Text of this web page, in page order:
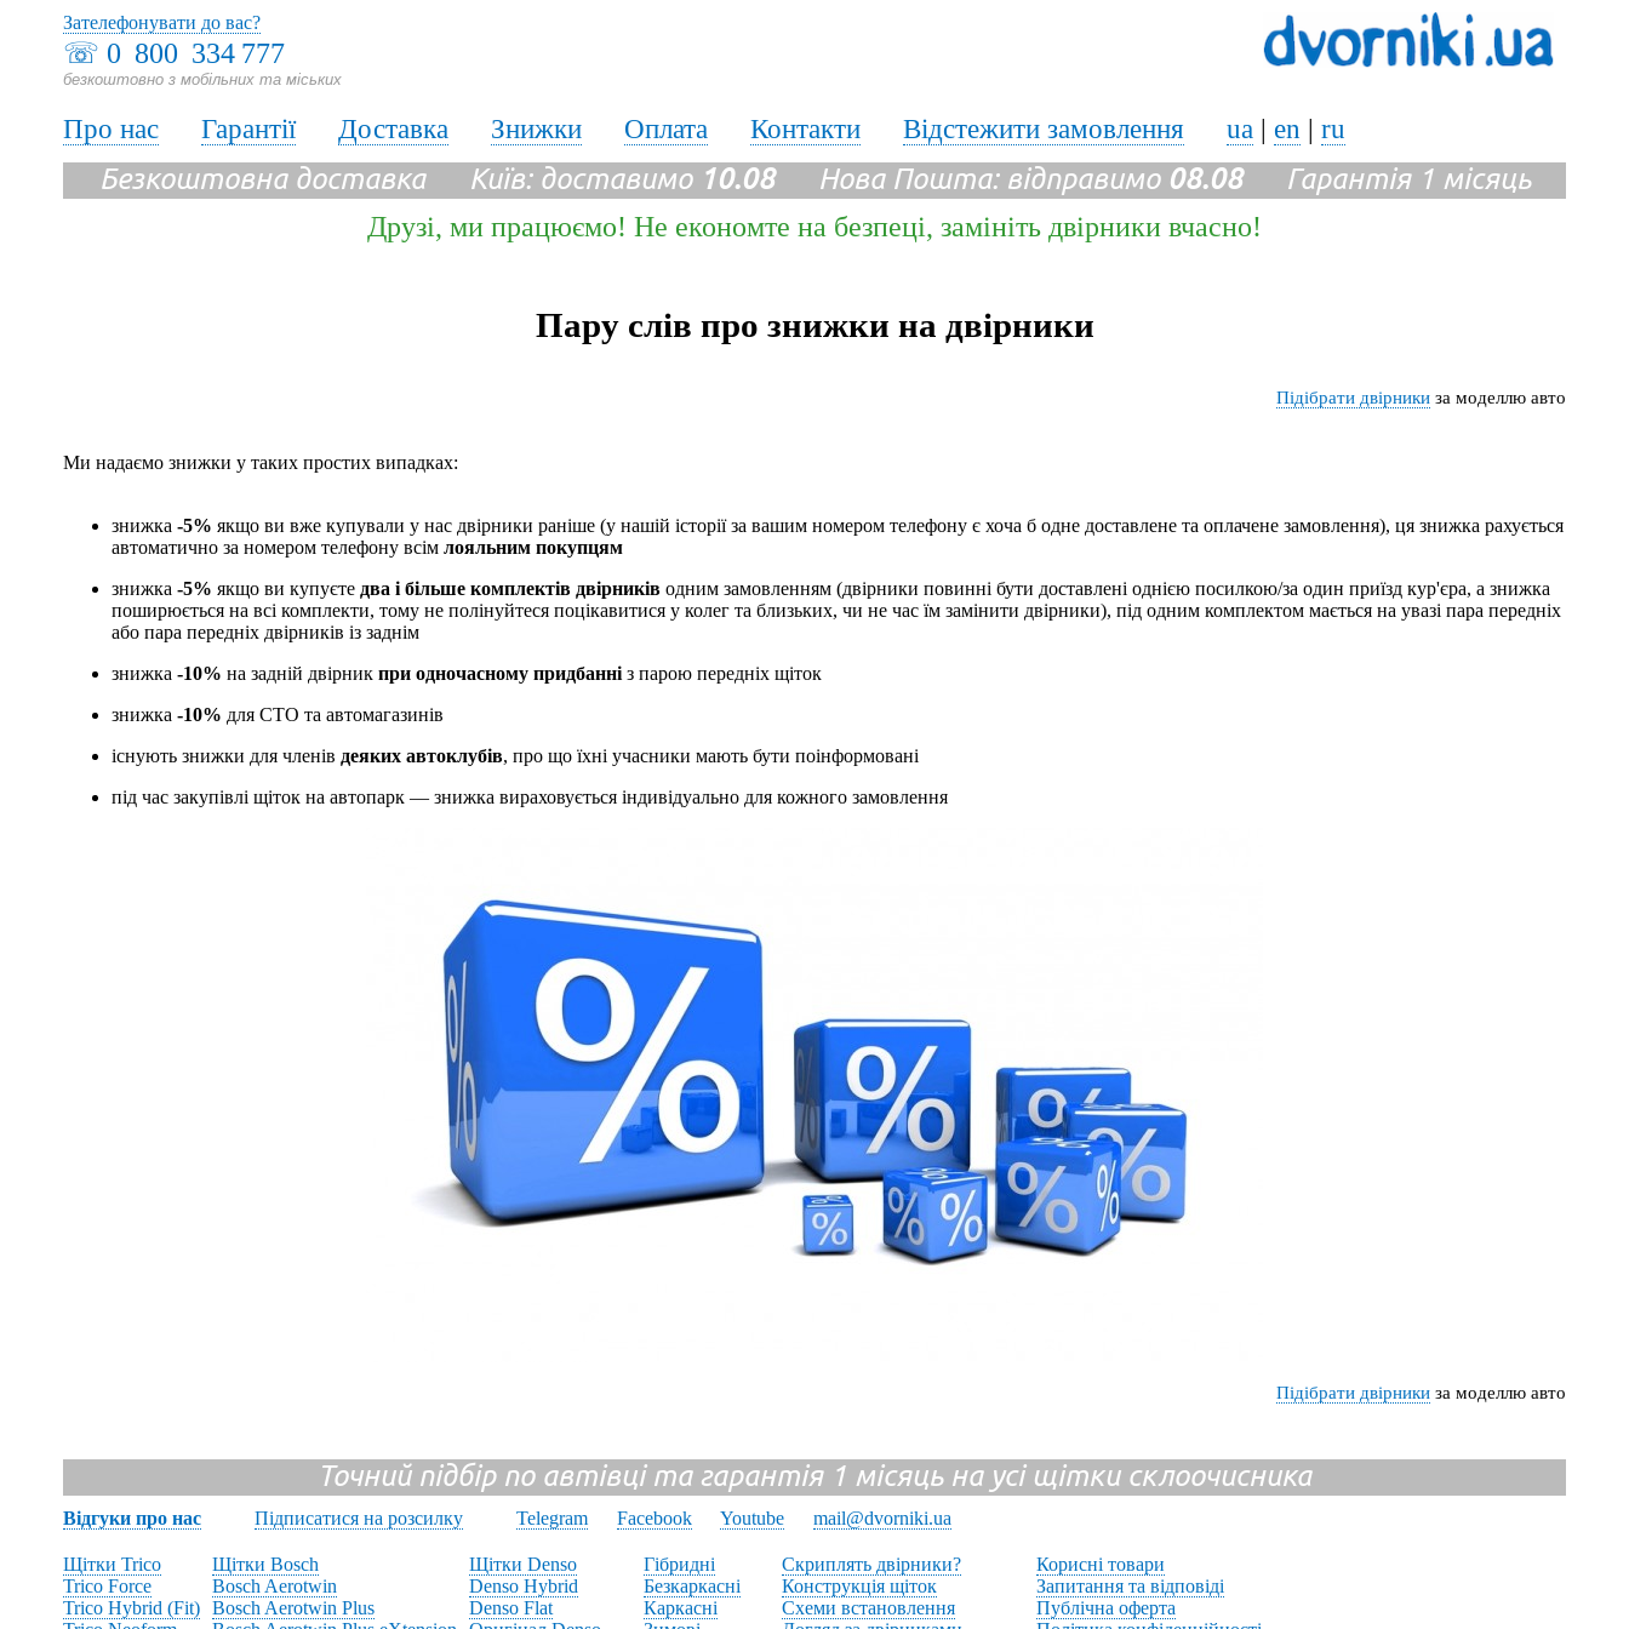
☏ 0 800 334 777
безкоштовно з мобільних та міських
Зателефонувати до вас?
Про нас Гарантії Доставка Знижки Оплата Контакти Відстежити замовлення ua | en | ru
Безкоштовна доставка Київ: доставимо 10.08Нова Пошта: відправимо 08.08Гарантія 1 місяць
Друзі, ми працюємо! Не економте на безпеці, замініть двірники вчасно!
Пару слів про знижки на двірники
Підібрати двірники за моделлю авто
Ми надаємо знижки у таких простих випадках:
знижка -5% якщо ви вже купували у нас двірники раніше (у нашій історії за вашим номером телефону є хоча б одне доставлене та оплачене замовлення), ця знижка рахується
автоматично за номером телефону всім лояльним покупцям
знижка -5% якщо ви купуєте два і більше комплектів двірників одним замовленням (двірники повинні бути доставлені однією посилкою/за один приїзд кур'єра, а знижка
поширюється на всі комплекти, тому не полінуйтеся поцікавитися у колег та близьких, чи не час їм замінити двірники), під одним комплектом мається на увазі пара передніх
або пара передніх двірників із заднім
знижка -10% на задній двірник при одночасному придбанні з парою передніх щіток
знижка -10% для СТО та автомагазинів
існують знижки для членів деяких автоклубів, про що їхні учасники мають бути поінформовані
під час закупівлі щіток на автопарк — знижка вираховується індивідуально для кожного замовлення
Підібрати двірники за моделлю авто
Точний підбір по автівці та гарантія 1 місяць на усі щітки склоочисника
Відгуки про нас Підписатися на розсилку Telegram Facebook Youtube mail@dvorniki.ua
Щітки Trico
Trico Force
Trico Hybrid (Fit)
Щітки Bosch
Bosch Aerotwin
Bosch Aerotwin Plus
Щітки Denso
Denso Hybrid
Denso Flat
Гібридні
Безкаркасні
Каркасні
Скриплять двірники?
Конструкція щіток
Схеми встановлення
Корисні товари
Запитання та відповіді
Публічна оферта